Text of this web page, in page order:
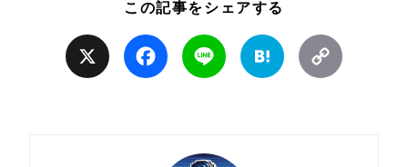
この記事をシェアする
Facebook Line Hatena